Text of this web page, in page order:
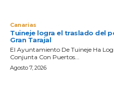
Canarias
Tuineje logra el traslado del
Gran Tarajal
El Ayuntamiento De Tuineje Ha
Conjunta Con Puertos...
Agosto 7, 2026